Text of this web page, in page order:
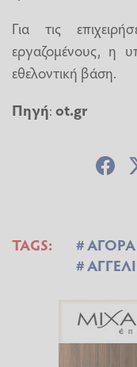
Για τις
εργαζομένους, η
εθελοντική βάση.
Πηγή:ot.gr
TAGS: ΑΓΟΡΑ